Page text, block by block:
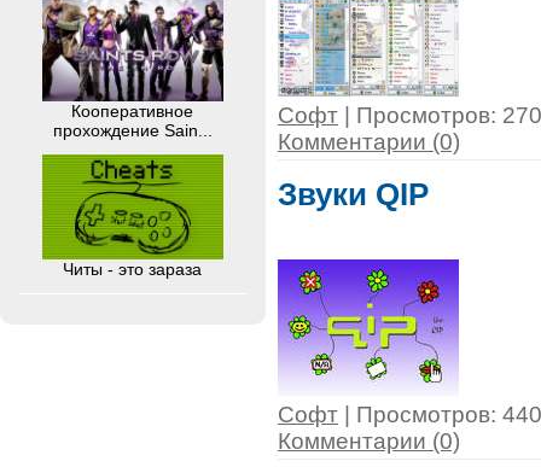
Кооперативное
прохождение Sain...
Читы - это зараза
Софт | Просмотров:
Комментарии (0)
Звуки QIP
Софт | Просмотров:
Комментарии (0)